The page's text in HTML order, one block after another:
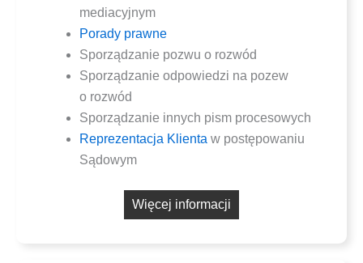
mediacyjnym
Pora­dy prawne
Spo­rzą­dza­nie pozwu o rozwód
Spo­rzą­dza­nie odpo­wie­dzi na pozew
o rozwód
Spo­rzą­dza­nie innych pism procesowych
Repre­zen­ta­cja Klien­ta w postę­po­wa­niu
Sądowym
Wię­cej informacji